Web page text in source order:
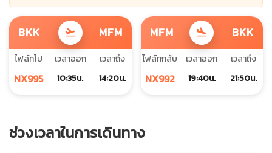
BKK flight_takeoff MFM
ไฟล์ทไป
NX995
เวลาออก
10:35น.
เวลาถึง
14:20น.
MFM flight_land BKK
ไฟล์ทกลับ
NX992
เวลาออก
19:40น.
เวลาถึง
21:50น.
ช่วงเวลาในการเดินทาง